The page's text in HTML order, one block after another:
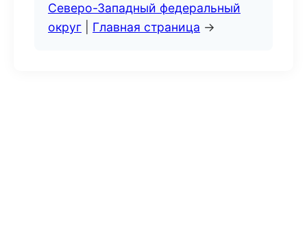
Северо-Западный федеральный
округ
Главная страница →